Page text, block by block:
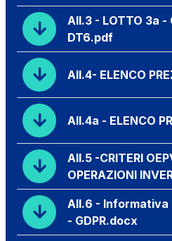
All.3 - LOTTO 3a -
DT6.pdf
All.4- ELENCO
All.4a - ELENCO
All.5 -CRITERI
OPERAZIONI
All.6 -
- GDPR.docx